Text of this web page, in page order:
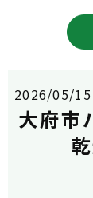
2026/05/15
大府市